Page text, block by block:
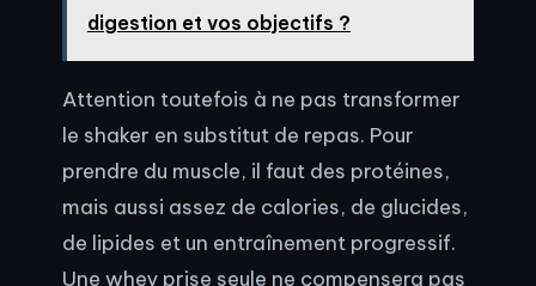
digestion et vos objectifs ?
Attention toutefois à ne pas transformer
le shaker en substitut de repas. Pour
prendre du muscle, il faut des protéines,
mais aussi assez de calories, de glucides,
de lipides et un entraînement progressif.
Une whey prise seule ne compensera pas